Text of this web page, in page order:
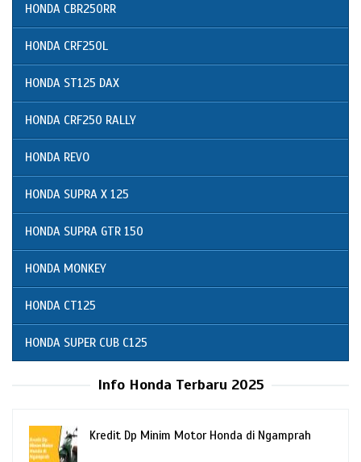
HONDA CBR250RR
HONDA CRF250L
HONDA ST125 DAX
HONDA CRF250 RALLY
HONDA REVO
HONDA SUPRA X 125
HONDA SUPRA GTR 150
HONDA MONKEY
HONDA CT125
HONDA SUPER CUB C125
Info Honda Terbaru 2025
Kredit Dp Minim Motor Honda di Ngamprah